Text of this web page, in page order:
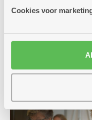
Cookies voor
spelcomputer. Ook
… en infosessies